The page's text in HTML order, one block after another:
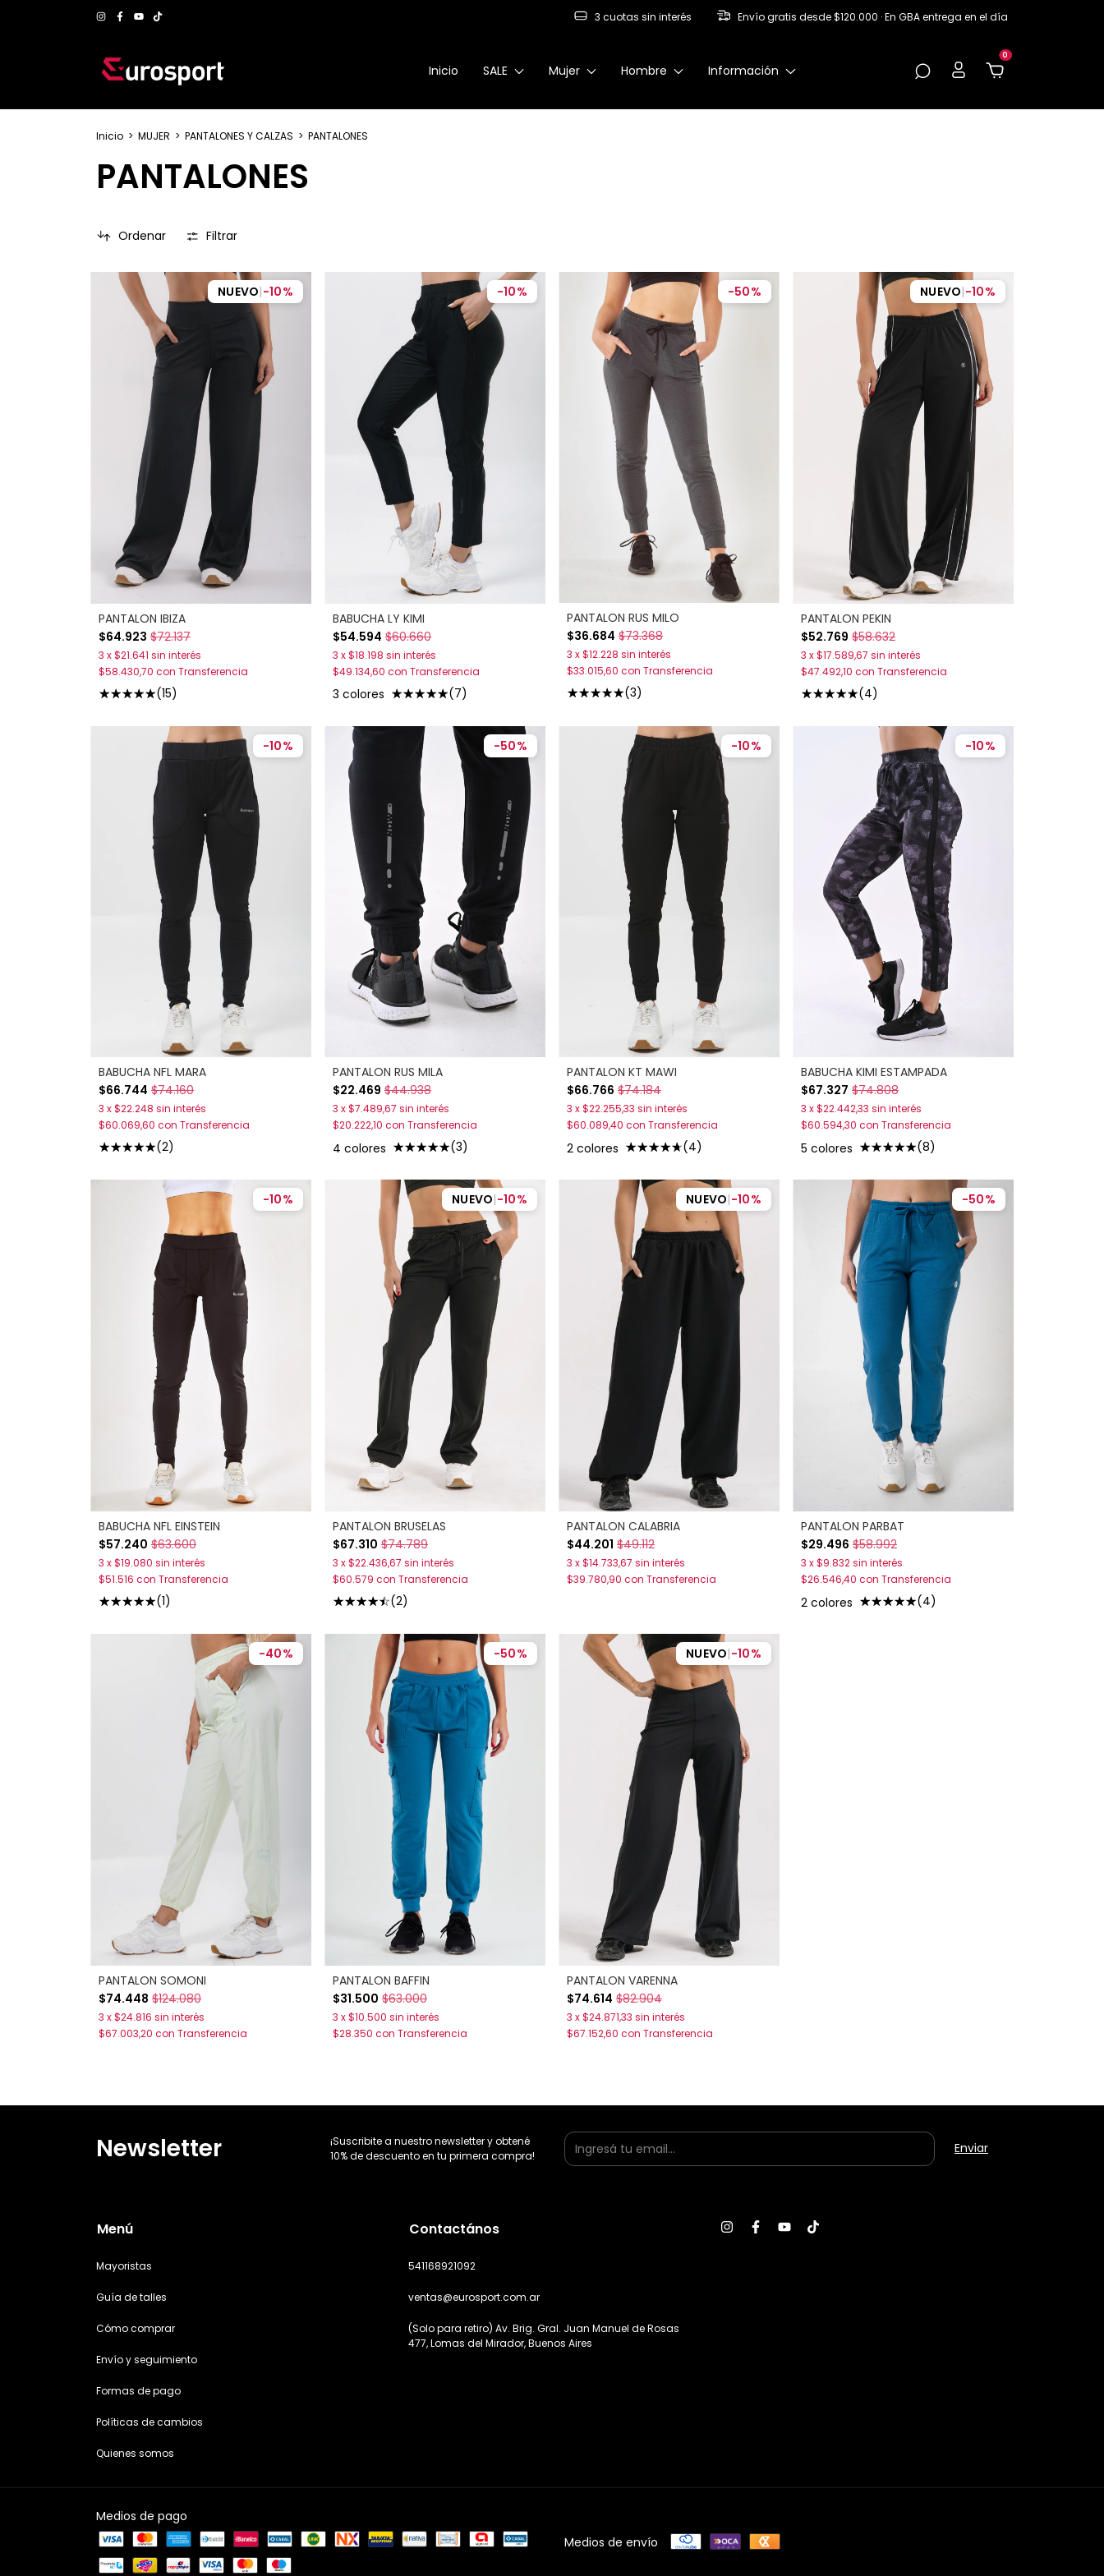
3 cuotas sin interés Envío gratis desde $120.000 · En GBA entrega en el día
Inicio SALE Mujer Hombre Información
0
Inicio > MUJER > PANTALONES Y CALZAS > PANTALONES
PANTALONES
Ordenar Filtrar
NUEVO|-10%
PANTALON IBIZA
$64.923 $72.137
(15)
3 x$21.641 sin interés
$58.430,70 con Transferencia
-10%
BABUCHA LY KIMI
$54.594 $60.660
(7)
3 x$18.198 sin interés
$49.134,60 con Transferencia
3 colores
-50%
PANTALON RUS MILO
$36.684 $73.368
(3)
3 x$12.228 sin interés
$33.015,60 con Transferencia
NUEVO|-10%
PANTALON PEKIN
$52.769 $58.632
(4)
3 x$17.589,67 sin interés
$47.492,10 con Transferencia
-10%
BABUCHA NFL MARA
$66.744 $74.160
(2)
3 x$22.248 sin interés
$60.069,60 con Transferencia
-50%
PANTALON RUS MILA
$22.469 $44.938
(3)
3 x$7.489,67 sin interés
$20.222,10 con Transferencia
4 colores
-10%
PANTALON KT MAWI
$66.766 $74.184
(4)
3 x$22.255,33 sin interés
$60.089,40 con Transferencia
2 colores
-10%
BABUCHA KIMI ESTAMPADA
$67.327 $74.808
(8)
3 x$22.442,33 sin interés
$60.594,30 con Transferencia
5 colores
-10%
BABUCHA NFL EINSTEIN
$57.240 $63.600
(1)
3 x$19.080 sin interés
$51.516 con Transferencia
NUEVO|-10%
PANTALON BRUSELAS
$67.310 $74.789
(2)
3 x$22.436,67 sin interés
$60.579 con Transferencia
NUEVO|-10%
PANTALON CALABRIA
$44.201 $49.112
3 x$14.733,67 sin interés
$39.780,90 con Transferencia
-50%
PANTALON PARBAT
$29.496 $58.992
(4)
3 x$9.832sin interés
$26.546,40 con Transferencia
2 colores
-40%
PANTALON SOMONI
$74.448 $124.080
3 x$24.816 sin interés
$67.003,20 con Transferencia
-50%
PANTALON BAFFIN
$31.500 $63.000
3 x$10.500 sin interés
$28.350 con Transferencia
NUEVO|-10%
PANTALON VARENNA
$74.614 $82.904
3 x$24.871,33 sin interés
$67.152,60 con Transferencia
Newsletter
¡Suscribite a nuestro newsletter y obtené
10% de descuento en tu primera compra!
Menú
Mayoristas
Guía de talles
Cómo comprar
Envío y seguimiento
Formas de pago
Políticas de cambios
Quienes somos
Contactános
541168921092
ventas@eurosport.com.ar
(Solo para retiro) Av. Brig. Gral. Juan Manuel de Rosas
477, Lomas del Mirador, Buenos Aires
Medios de pago
Medios de envío